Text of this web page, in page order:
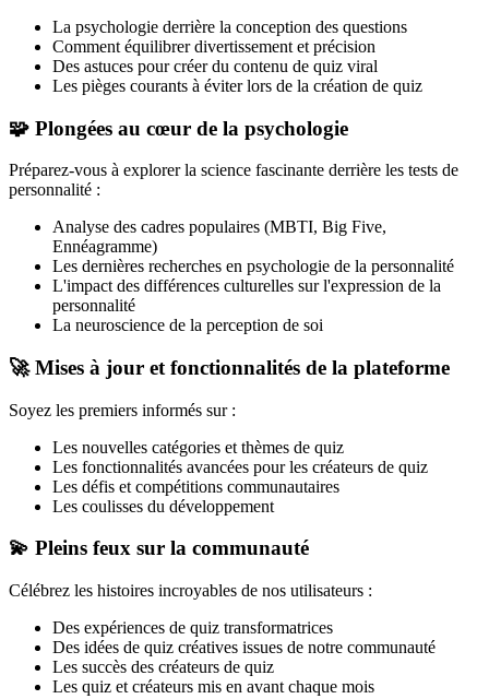
La psychologie derrière la conception des questions
Comment équilibrer divertissement et précision
Des astuces pour créer du contenu de quiz viral
Les pièges courants à éviter lors de la création de quiz
🧩 Plongées au cœur de la psychologie
Préparez-vous à explorer la science fascinante derrière les tests de
personnalité :
Analyse des cadres populaires (MBTI, Big Five,
Ennéagramme)
Les dernières recherches en psychologie de la personnalité
L'impact des différences culturelles sur l'expression de la
personnalité
La neuroscience de la perception de soi
🚀Mises à jour et fonctionnalités de la plateforme
Soyez les premiers informés sur :
Les nouvelles catégories et thèmes de quiz
Les fonctionnalités avancées pour les créateurs de quiz
Les défis et compétitions communautaires
Les coulisses du développement
💫 Pleins feux sur la communauté
Célébrez les histoires incroyables de nos utilisateurs :
Des expériences de quiz transformatrices
Des idées de quiz créatives issues de notre communauté
Les succès des créateurs de quiz
Les quiz et créateurs mis en avant chaque mois